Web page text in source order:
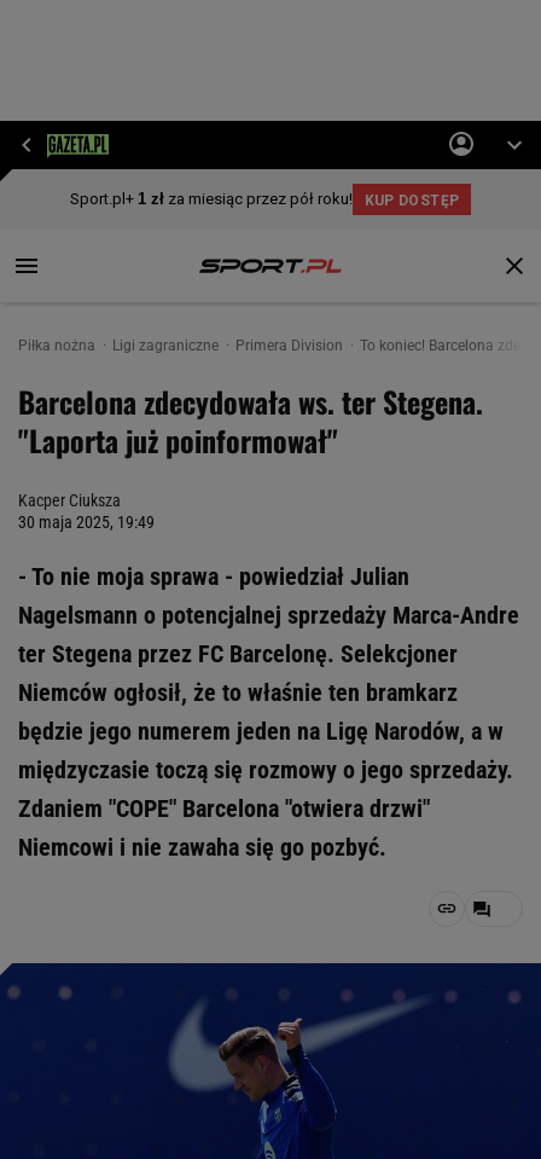
Piłka nożna Ligi zagraniczne Primera Division To koniec! Barcelona
Barcelona zdecydowała ws. ter Stegena.
"Laporta już poinformował"
Kacper Ciuksza
30 maja 2025, 19:49
- To nie moja sprawa - powiedział Julian
Nagelsmann o potencjalnej sprzedaży Marca-Andre
ter Stegena przez FC Barcelonę. Selekcjoner
Niemców ogłosił, że to właśnie ten bramkarz
będzie jego numerem jeden na Ligę Narodów, a w
międzyczasie toczą się rozmowy o jego sprzedaży.
Zdaniem "COPE" Barcelona "otwiera drzwi"
Niemcowi i nie zawaha się go pozbyć.